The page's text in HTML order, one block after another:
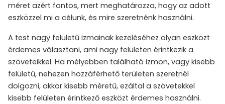
méret azért fontos, mert meghatározza, hogy az adott
eszközzel mi a célunk, és mire szeretnénk használni.
A test nagy felületű izmainak kezeléséhez olyan eszközt
érdemes választani, ami nagy felületen érintkezik a
szöveteikkel. Ha mélyebben található izmon, vagy kisebb
felületű, nehezen hozzáférhető területen szeretnél
dolgozni, akkor kisebb méretű, ezáltal a szövetekkel
kisebb felületen érintkező eszközt érdemes használni.